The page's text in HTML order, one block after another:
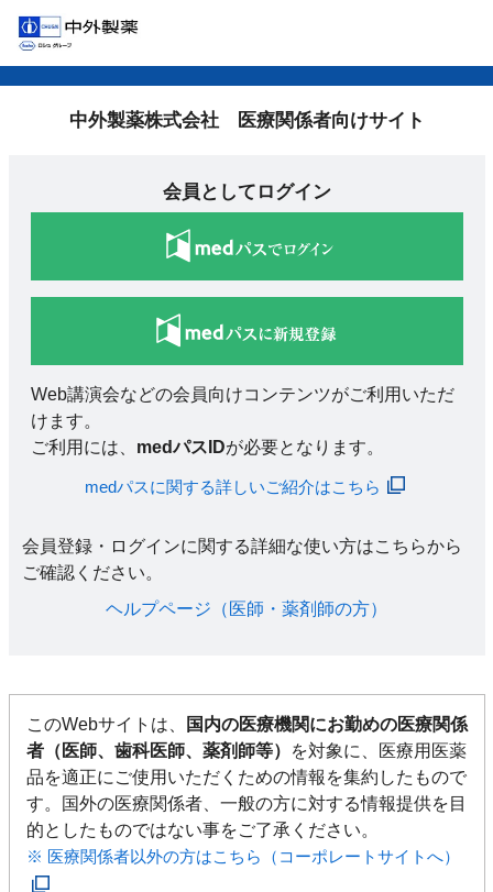
中外製薬株式会社 医療関係者向けサイト
会員としてログイン
Web講演会などの会員向けコンテンツがご利用いただ
けます。
ご利用には、 medパスIDが必要となります。
medパスに関する詳しいご紹介はこちら
会員登録・ログインに関する詳細な使い方はこちらから
ご確認ください。​
ヘルプページ（医師・薬剤師の方）​
このWebサイトは、
国内の医療機関にお勤めの医療関係
者（医師、歯科医師、薬剤師等）
を対象に、医療用医薬
品を適正にご使用いただくための情報を集約したもので
す。国外の医療関係者、一般の方に対する情報提供を目
的としたものではない事をご了承ください。
※ 医療関係者以外の方はこちら（コーポレートサイトへ）